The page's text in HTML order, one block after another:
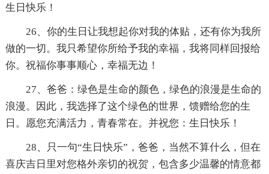
生日快乐！
26、你的生日让我想起你对我的体贴，还有你为我所
做的一切。我只希望你所给予我的幸福，我将同样回报给
你。祝福你事事顺心，幸福无边！
27、爸爸：绿色是生命的颜色，绿色的浪漫是生命的
浪漫。因此，我选择了这个绿色的世界，馈赠给您的生
日。愿您充满活力，青春常在。并祝您：生日快乐！
28、只一句“生日快乐”，爸爸，当然不算什么，但在
喜庆吉日里对您格外亲切的祝贺，包含多少温馨的情意都